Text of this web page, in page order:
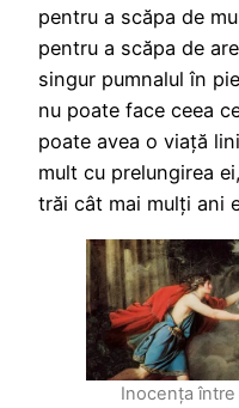
pentru a scăpa de
pentru a scăpa de
singur pumnalul în
nu poate face ceea
poate avea o viață
mult cu prelungirea
trăi cât mai mulți ani
Inocența